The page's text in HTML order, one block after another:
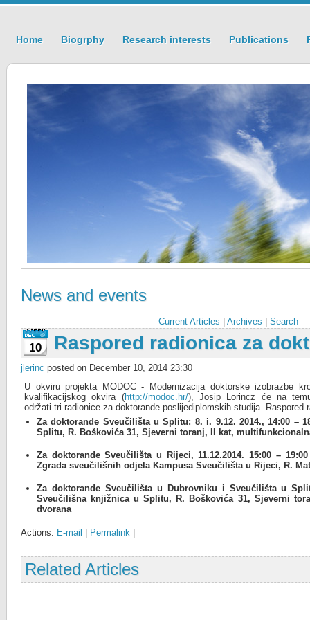
Home Biogrphy Research interests Publications
News and events
Current Articles Archives Search
10 Raspored radionica za
jlerinc posted on December 10, 2014 23:30
U okviru projekta MODOC - Modernizacija doktorske izobrazbe
kvalifikacijskog okvira (http://modoc.hr/), Josip Lorincz će na temu
održati tri radionice za doktorande poslijediplomskih studija.
Za doktorande Sveučilišta u Splitu: 8. i. 9.12. 2014., 14:00 –
Splitu, R. Boškovića 31, Sjeverni toranj, II kat,
Za doktorande Sveučilišta u Rijeci, 11.12.2014. 15:00 –
Zgrada sveučilišnih odjela Kampusa Sveučilišta u Rijeci, R.
Za doktorande Sveučilišta u Dubrovniku i Sveučilišta u
Sveučilišna knjižnica u Splitu, R. Boškovića 31, Sjeverni
dvorana
Actions: E-mail Permalink
Related Articles